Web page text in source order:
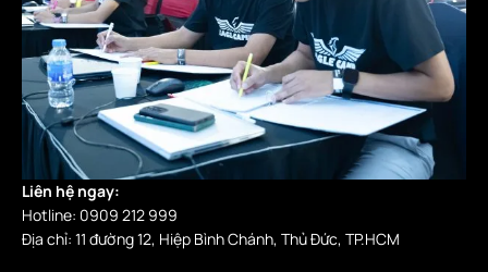
Liên hệ ngay:
Hotline: 0909 212 999
Địa chỉ: 11 đường 12, Hiệp Bình Chánh, Thủ Đức, TP.HCM